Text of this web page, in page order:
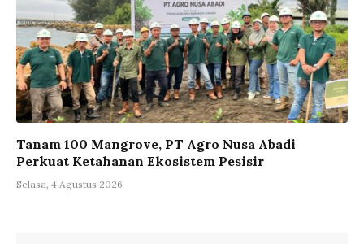
Tanam 100 Mangrove, PT Agro Nusa Abadi
Perkuat Ketahanan Ekosistem Pesisir
Selasa, 4 Agustus 2026